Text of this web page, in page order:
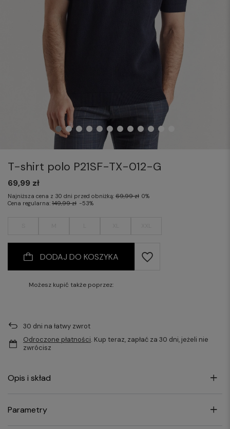
T-shirt polo P21SF-TX-012-G
69,99 zł
Najniższa cena z 30 dni przed obniżką: 69,99 zł 0%
Cena regularna: 149,99 zł -53%
DODAJ DO KOSZYKA
Możesz kupić także poprzez:
30 dni na łatwy zwrot
Odroczone płatności. Kup teraz, zapłać za 30 dni, jeżeli nie
zwrócisz
Opis i skład
Parametry